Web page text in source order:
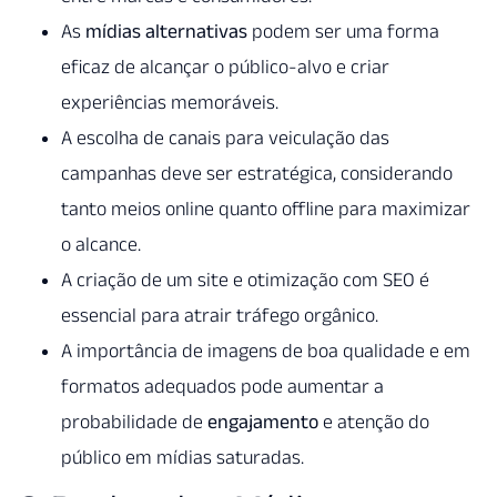
As mídias alternativas podem ser uma forma
eficaz de alcançar o público-alvo e criar
experiências memoráveis.
A escolha de canais para veiculação das
campanhas deve ser estratégica, considerando
tanto meios online quanto offline para maximizar
o alcance.
A criação de um site e otimização com SEO é
essencial para atrair tráfego orgânico.
A importância de imagens de boa qualidade e em
formatos adequados pode aumentar a
probabilidade de engajamento e atenção do
público em mídias saturadas.